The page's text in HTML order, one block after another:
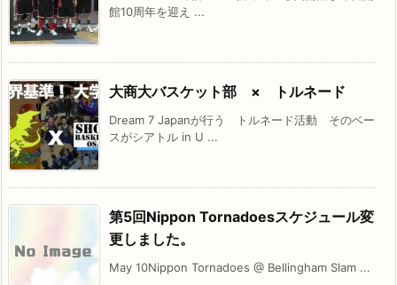
館10周年を迎え ...
大商大バスケット部 × トルネード
Dream 7 Japanが行う トルネード活動 そのベー
スがシアトル in U ...
第5回Nippon Tornadoesスケジュール変
更しました。
May 10Nippon Tornadoes @ Bellingham Slam ...